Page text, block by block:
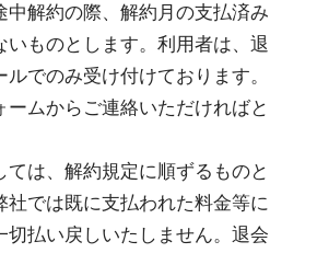
中解約の際、解約月の支払済み
いものとします。利用者は、退
でのみ受け付けております。
ームからご連絡いただければと
は、解約規定に順ずるものと
社では既に支払われた料金等に
切払い戻しいたしません。退会